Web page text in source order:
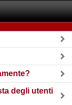
degli utenti